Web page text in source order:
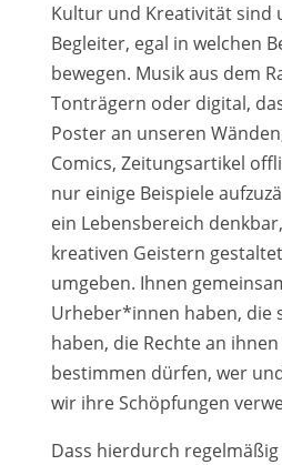
Kultur und Kreativität sind
Begleiter, egal in welchen
bewegen. Musik aus dem
Tonträgern oder digital,
Poster an unseren
Comics, Zeitungsartikel
nur einige Beispiele
ein Lebensbereich
kreativen Geistern
umgeben. Ihnen
Urheber*innen haben, die
haben, die Rechte an
bestimmen dürfen, wer
wir ihre Schöpfungen
Dass hierdurch